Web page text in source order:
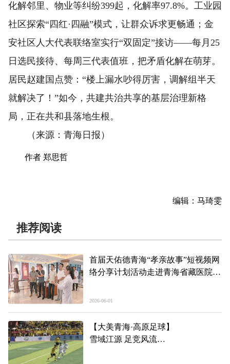
化解邻里、物业等纠纷399起，化解率97.8%。工业园
社区探索“四红·四融”模式，让群众诉求更畅通；金
安社区人大代表联络室实行“双固定”接访——每月25
日选民接待、每周三代表值班，把矛盾化解在萌芽。
居民赵建国点赞：“楼上漏水吵得厉害，调解组半天
就解决了！”如今，共建共治共享的基层治理新格
局，正在共和县落地生根。
（来源：青海日报）
作者 郑思哲
编辑：马琦雯
推荐阅读
首届天佑德青海“孝亲故事”短视频网
络分享计划活动走进青海省藏医院
2026-06-01
【大美青海·高原足球】
雪域江源 足竞风流